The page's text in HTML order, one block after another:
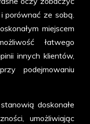
porównać ze sobą.
miejscem
łatwego
innych klientów,
podejmowaniu
doskonałe
umożliwiając